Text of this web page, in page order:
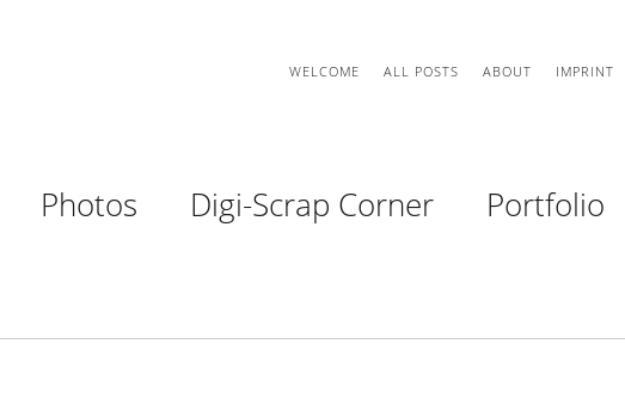
WELCOME ALL POSTS ABOUT IMPRINT
Photos Digi-Scrap Corner Portfolio